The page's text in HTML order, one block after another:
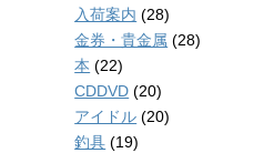
入荷案内 (28)
金券・貴金属 (28)
本 (22)
CDDVD (20)
アイドル (20)
釣具 (19)